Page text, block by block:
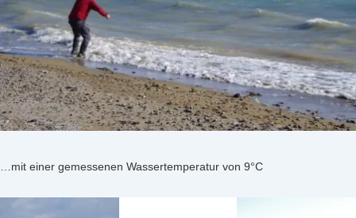
…mit einer gemessenen Wassertemperatur von 9°C